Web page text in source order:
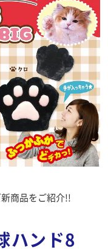
商品をご紹介!!
ハンド8